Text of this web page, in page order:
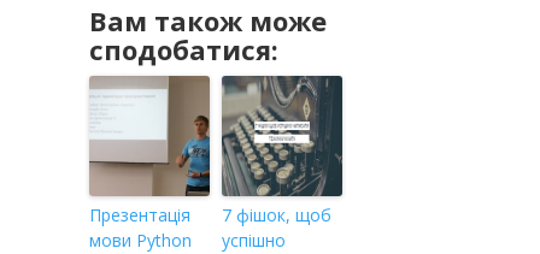
Вам також може
сподобатися:
Презентація
мови Python
7 фішок, щоб
успішно